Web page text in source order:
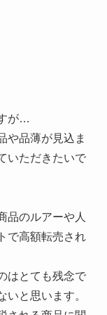
が…
や品薄が見込ま
いただきたいで
品のルアーや人
で高額転売され
はとても残念で
と思います。